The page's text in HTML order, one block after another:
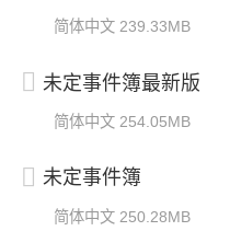
简体中文 239.33MB
未定事件簿最新版
简体中文 254.05MB
未定事件簿
简体中文 250.28MB